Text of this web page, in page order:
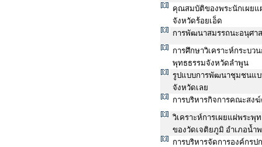
คุณสมบัติของพระนักเผยแ
จังหวัดร้อยเอ็ด
การพัฒนาสมรรถนะอนุศา
การศึกษาวิเคราะห์กระบ
พุทธธรรมจังหวัดลำพูน
รูปแบบการพัฒนาชุมชนแบ
จังหวัดเลย
การบริหารกิจการคณะสง
วิเคราะห์การเผยแผ่พระ
ของวัดเจติยภูมิ อำเภอน้ำ
การบริหารจัดการองค์กร